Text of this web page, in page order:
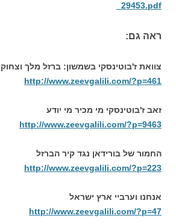
_29453.pdf
ראה גם:
צוואת ז'בוטינסקי בשמשון: ברזל מלך וצחוק
http://www.zeevgalili.com/?p=461
זאב ז'בוטינסקי מי מכיר מי יודע
http://www.zeevgalili.com/?p=9463
החמור של בורידאן נגד קיר הברזל
http://www.zeevgalili.com/?p=223
אנחנו וערביי ארץ ישראל
http://www.zeevgalili.com/?p=47